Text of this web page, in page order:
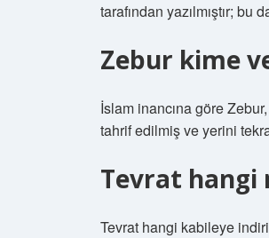
tarafından yazılmıştır; bu
Zebur kime
İslam inancına göre
tahrif edilmiş ve yerini
Tevrat
Tevrat hangi kabileye